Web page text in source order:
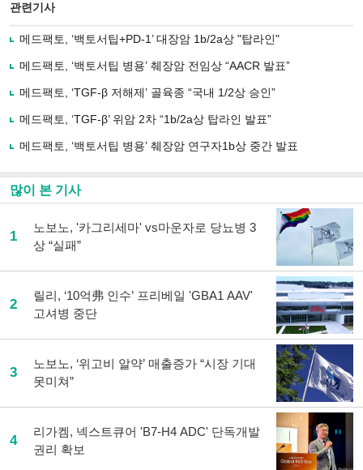
로
기
사
유
기
관련기사
메드팩토, ‘백토서팁+PD-1’ 대장암 1b/2a상 "탑라인"
메드팩토, ‘백토서팁 병용’ 췌장암 전임상 “AACR 발표”
메드팩토, ‘TGF-β 저해제’ 골육종 “국내 1/2상 승인”
메드팩토, ‘TGF-β’ 위암 2차 “1b/2a상 탑라인 발표”
메드팩토, ‘백토서팁 병용’ 췌장암 연구자1b상 중간 발표
많이 본 기사
1
노보노, '카그리세마' vs마운자로 당뇨병 3
상 “실패”
2
릴리, ‘10억弗 인수’ 프리베일 'GBA1 AAV'
고셔병 중단
3
노보노, ‘위고비 알약’ 매출증가 “시장 기대
못미쳐”
4
리가켐, 넥스트큐어 'B7-H4 ADC' 단독개발
권리 확보